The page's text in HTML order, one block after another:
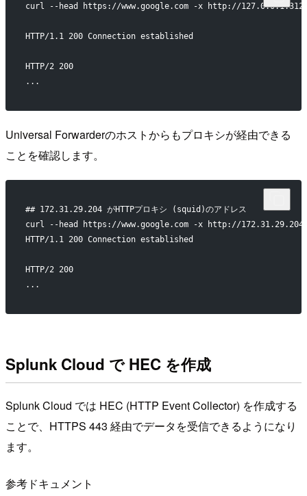
curl --head https://www.google.com -x http://
HTTP/1.1 200 Connection established
HTTP/2 200
...
Universal Forwarderのホストからもプロキシが経由できる
ことを確認します。
## 172.31.29.204 がHTTPプロキシ (squid)のアドレス
curl --head https://www.google.com -x http://
HTTP/1.1 200 Connection established
HTTP/2 200
...
Splunk Cloud で HEC を作成
Splunk Cloud では HEC (HTTP Event Collector) を作成する
ことで、HTTPS 443 経由でデータを受信できるようになり
ます。
参考ドキュメント